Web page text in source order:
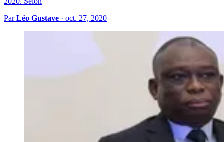
ParLéo Gustave · oct. 27, 2020